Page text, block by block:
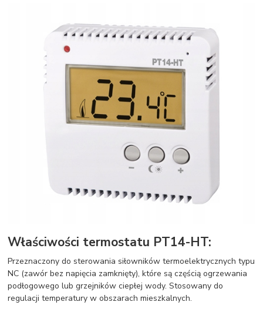
Właściwości termostatu PT14-HT:
Przeznaczony do sterowania siłowników termoelektrycznych typu
NC (zawór bez napięcia zamknięty), które są częścią ogrzewania
podłogowego lub grzejników ciepłej wody. Stosowany do
regulacji temperatury w obszarach mieszkalnych.